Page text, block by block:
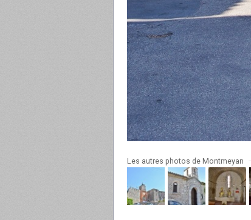
Les autres photos de Montmeyan